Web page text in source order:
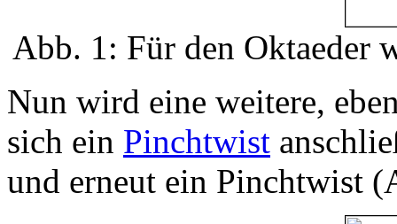
Abb. 1: Für den Oktaeder
Nun wird eine weitere,
sich ein Pinchtwist
und erneut ein Pinchtwist